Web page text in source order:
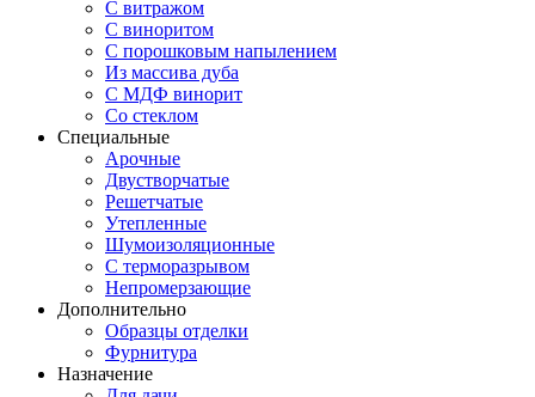
С витражом
С виноритом
С порошковым напылением
Из массива дуба
С МДФ винорит
Со стеклом
Специальные
Арочные
Двустворчатые
Решетчатые
Утепленные
Шумоизоляционные
С терморазрывом
Непромерзающие
Дополнительно
Образцы отделки
Фурнитура
Назначение